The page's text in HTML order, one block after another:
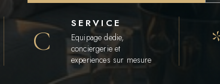
C
SERVICE
Equipage dedie,
conciergerie et
experiences sur mesure